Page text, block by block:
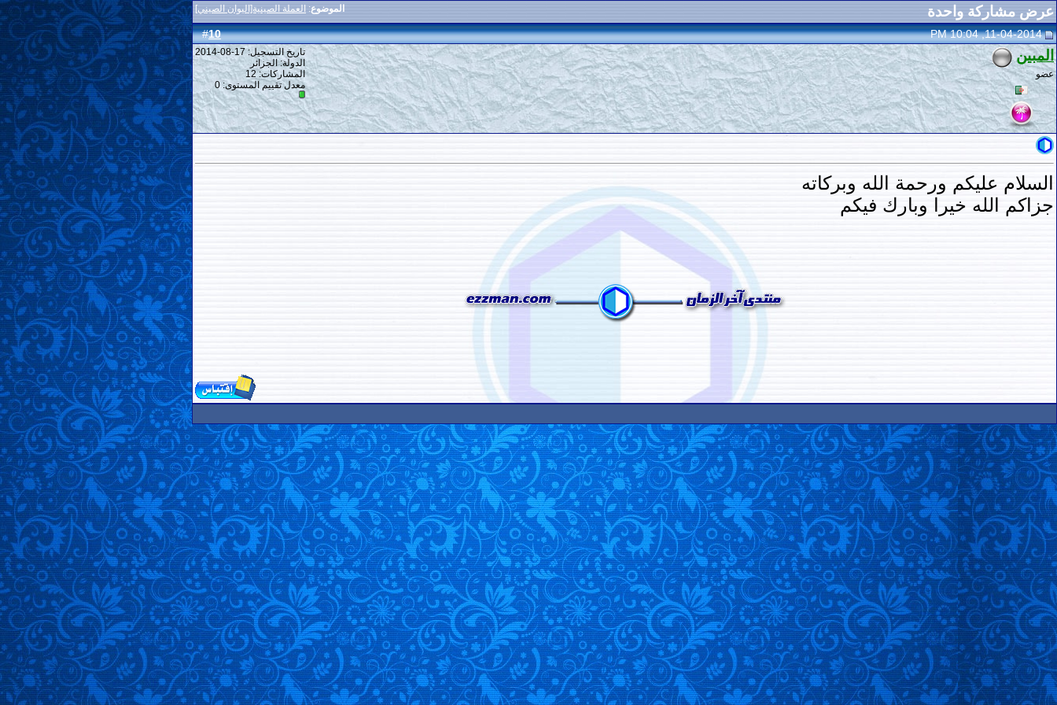
الموضوع: العملة الصينية[اليوان الصيني] عرض مشاركة واحدة
#
10 11-04-2014, 10:04 PM
المبين
عضو
تاريخ التسجيل: 17-08-2014
الدولة: الجزائر
المشاركات: 12
معدل تقييم المستوى: 0
السلام عليكم ورحمة الله وبركاته
جزاكم الله خيرا وبارك فيكم